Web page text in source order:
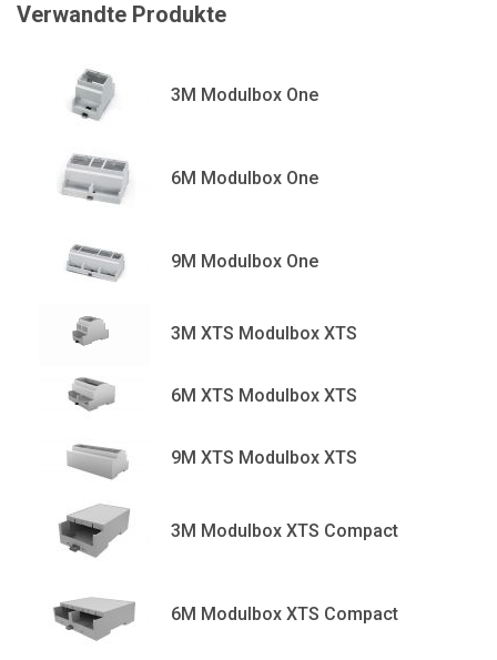
Verwandte Produkte
3M Modulbox One
6M Modulbox One
9M Modulbox One
3M XTS Modulbox XTS
6M XTS Modulbox XTS
9M XTS Modulbox XTS
3M Modulbox XTS Compact
6M Modulbox XTS Compact